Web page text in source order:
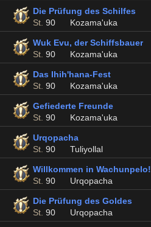
Die Prüfung des Schilfes
St. 90 Kozama'uka
Wuk Evu, der Schiffsbauer
St. 90 Kozama'uka
Das Ihih'hana-Fest
St. 90 Kozama'uka
Gefiederte Freunde
St. 90 Kozama'uka
Urqopacha
St. 90 Tuliyollal
Willkommen in Wachunpelo!
St. 90 Urqopacha
Die Prüfung des Goldes
St. 90 Urqopacha